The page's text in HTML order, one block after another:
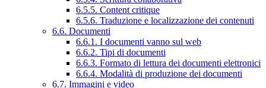
6.5.5. Content critique
6.5.6. Traduzione e localizzazione dei contenuti
6.6. Documenti
6.6.1. I documenti vanno sul web
6.6.2. Tipi di documenti
6.6.3. Formato di lettura dei documenti elettronici
6.6.4. Modalità di produzione dei documenti
6.7. Immagini e video